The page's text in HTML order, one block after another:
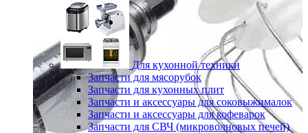
Для кухонной техники
Запчасти для мясорубок
Запчасти для кухонных плит
Запчасти и аксессуары для соковыжималок
Запчасти и аксессуары для кофеварок
Запчасти для СВЧ (микроволновых печей)